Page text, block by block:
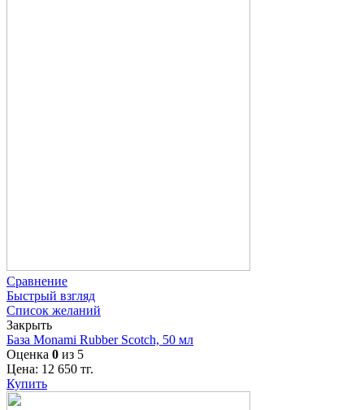
Сравнение
Быстрый взгляд
Список желаний
Закрыть
База Monami Rubber Scotch, 50 мл
Оценка 0 из 5
Цена: 12 650 тг.
Купить